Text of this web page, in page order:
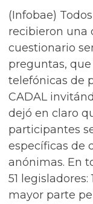
(Infobae)
recibieron una
cuestionario
preguntas,
telefónicas de
CADAL
dejó en claro
participantes
específicas de
anónimas. En
51
mayor parte